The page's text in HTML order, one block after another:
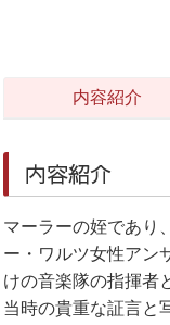
内容紹介
内容紹介
マーラーの姪であり
ー・ワルツ女性アン
けの音楽隊の指揮者
当時の貴重な証言と